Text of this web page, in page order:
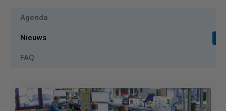
Agenda
Nieuws
FAQ